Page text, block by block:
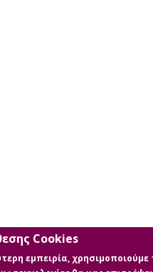
Cookies
εμπειρία,